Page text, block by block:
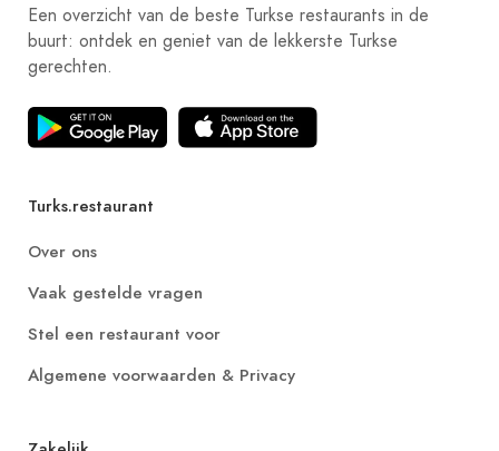
Een overzicht van de beste Turkse restaurants in de
buurt: ontdek en geniet van de lekkerste Turkse
gerechten.
Turks.restaurant
Over ons
Vaak gestelde vragen
Stel een restaurant voor
Algemene voorwaarden & Privacy